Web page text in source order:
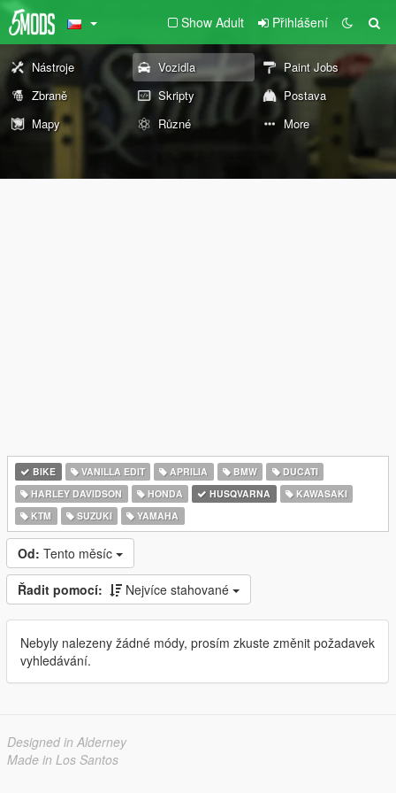
Show Adult Přihlášení
Nástroje Vozidla
Paint Jobs
Zbraně
Skripty
Postava
Mapy
Různé More
BIKE VANILLA EDIT APRILIA BMW
DUCATI
HARLEY DAVIDSON
HONDA HUSQVARNA
KAWASAKI
KTM
SUZUKI YAMAHA
Od: Tento měsíc
Řadit pomocí: Nejvíce stahované
Nebyly nalezeny žádné módy, prosím zkuste změnit požadavek
vyhledávání.
Designed in Alderney
Made in Los Santos